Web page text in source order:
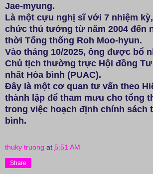
Jae-myung.
Là một cựu nghị sĩ với 7 nhiệm
chức thủ tướng từ năm 2004 đến
thời Tổng thống Roh Moo-hyun.
Vào tháng 10/2025, ông được bổ
Chủ tịch thường trực Hội đồng Tư
nhất Hòa bình (PUAC).
Đây là một cơ quan tư vấn theo
thành lập để tham mưu cho tổng
trong việc hoạch định chính sách
bình.
thuky truong at 5:51 AM
Share